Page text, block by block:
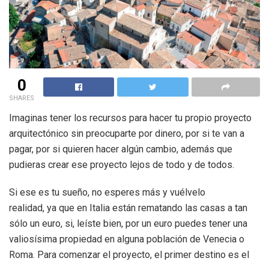
0
SHARES
Imaginas tener los recursos para hacer tu propio proyecto
arquitectónico sin preocuparte por dinero, por si te van a
pagar, por si quieren hacer algún cambio, además que
pudieras crear ese proyecto lejos de todo y de todos.
Si ese es tu sueño, no esperes más y vuélvelo
realidad, ya que en Italia están rematando las casas a tan
sólo un euro, si, leíste bien, por un euro puedes tener una
valiosísima propiedad en alguna población de Venecia o
Roma. Para comenzar el proyecto, el primer destino es el